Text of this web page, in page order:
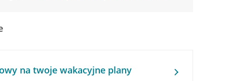
na twoje wakacyjne plany